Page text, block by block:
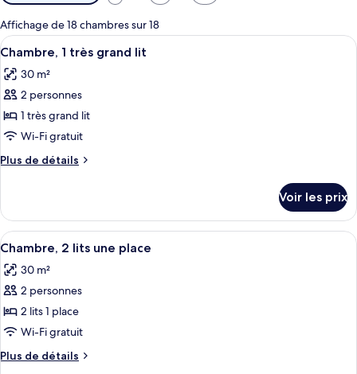
pour
les
chambres
Affichage de 18 chambres sur 18
Afficher
toutes
les
photos
pour
ce
type
de
Chambre,
très
grand
lit
Articles de toilette gratuits, sèche-
7
Chambre, 1 très grand lit
30 m²
2 personnes
1 très grand lit
Wi-Fi gratuit
Plus de détails
Plus
le
type
de
Chambre,
grand
lit
Voir les prix
Afficher
toutes
les
photos
pour
ce
type
de
Une chambre d’hôtel moderne
6
Chambre, 2 lits une place
30 m²
2 personnes
2 lits 1 place
Wi-Fi gratuit
Plus de détails
Plus